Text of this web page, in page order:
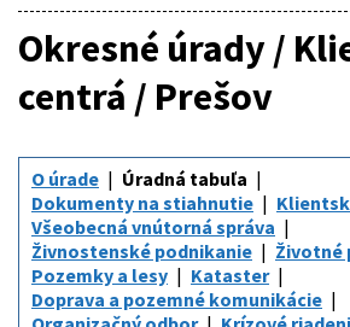
Okresné úrady /
centrá / Prešov
O úrade
Úradná tabuľa
Dokumenty na stiahnutie
Všeobecná vnútorná správa
Živnostenské podnikanie
Životné
Pozemky a lesy
Kataster
Doprava a pozemné komunikácie